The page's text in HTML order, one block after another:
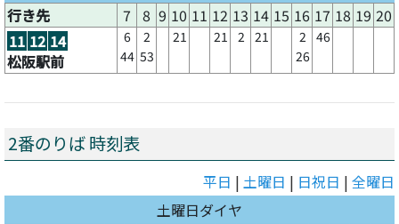
行き先
7 8 9 10 11 12 13 14 15 16 17 18 19 20
11 12 14
松阪駅前
6
44
2
53
21 21 2 21
2
26
46
2番のりば 時刻表
平日 | 土曜日 | 日祝日 | 全曜日
土曜日ダイヤ